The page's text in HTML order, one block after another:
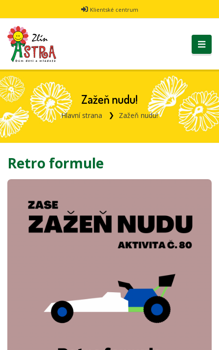
Klientské centrum
Zažeň nudu!
Hlavní strana Zažeň nudu!
Retro formule